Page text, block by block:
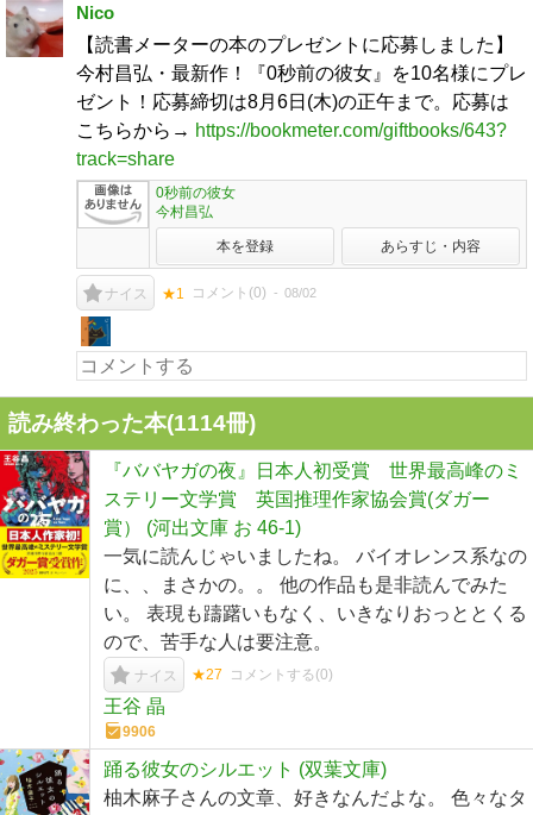
Nico
【読書メーターの本のプレゼントに応募しました】
今村昌弘・最新作！『0秒前の彼女』を10名様にプレ
ゼント！応募締切は8月6日(木)の正午まで。応募は
こちらから→ https://bookmeter.com/giftbooks/643?
track=share
0秒前の彼女
今村昌弘
本を登録 あらすじ・内容
ナイス ★1 コメント(0) 08/02
読み終わった本(1114冊)
『ババヤガの夜』日本人初受賞 世界最高峰のミ
ステリー文学賞 英国推理作家協会賞(ダガー
賞） (河出文庫 お 46-1)
一気に読んじゃいましたね。 バイオレンス系なの
に、、まさかの。。 他の作品も是非読んでみた
い。 表現も躊躇いもなく、いきなりおっととくる
ので、苦手な人は要注意。
ナイス ★27 コメントする(0)
王谷 晶
9906
踊る彼女のシルエット (双葉文庫)
柚木麻子さんの文章、好きなんだよな。 色々なタ